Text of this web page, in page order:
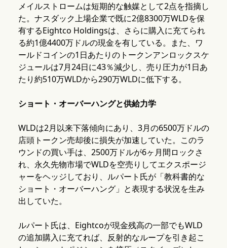
メイルストロームは短期的な触媒として2点を指摘し
た。ナスダック上場企業で既に2億8300万WLDを保
有するEightco Holdingsは、さらに購入に充てられ
る約1億4400万ドルの現金を有している。また、ワ
ールドコインの1日あたりのトークンアンロックスケ
ジュールは7月24日に43％減少し、売り圧力が1日あ
たり約510万WLDから290万WLDに低下する。
ショート・オーバーハングと供給力学
WLDは2月以来下落傾向にあり、3月の6500万ドルの
店頭トークン売却後に損失が加速していた。このラ
ウンドの買い手は、2500万ドルが6ヶ月間ロックさ
れ、永久先物市場でWLDを空売りしてエクスポージ
ャーをヘッジしており、ルパート氏が「教科書的な
ショート・オーバーハング」と表現する状況を生み
出していた。
ルパート氏は、Eightcoが現金残高の一部でもWLD
の追加購入に充てれば、反射的なループを引き起こ